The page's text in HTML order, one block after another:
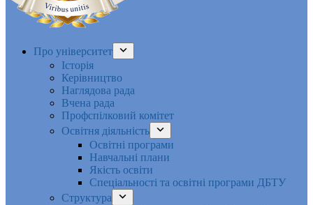
Про університет
Історія
Керівництво
Наглядова рада
Вчена рада
Профспілковий комітет
Освітня діяльність
Освітні програми
Навчальні плани
Якість освіти
Спеціальності та освітні програми ДБТУ
Структура